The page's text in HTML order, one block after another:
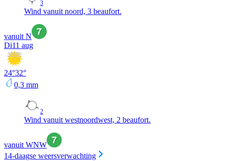
3
Wind vanuit noord, 3 beaufort.
vanuit N
Di11 aug
24°32°
0,3 mm
2
Wind vanuit westnoordwest, 2 beaufort.
vanuit WNW
14-daagse weersverwachting